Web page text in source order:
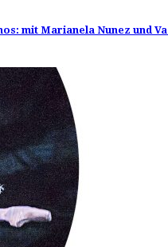
mit Marianela Nunez und